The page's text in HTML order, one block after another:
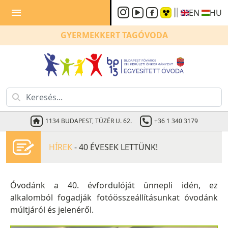
menu
GYERMEKKERTTAGÓVODA
1134 BUDAPEST, TÜZÉR U. 62. +36 1 340 3179
EN HU
HÍREK- 40 ÉVESEK LETTÜNK!
Óvodánk a 40. évfordulóját ünnepli idén, ez
alkalomból fogadják fotóösszeállításunkat óvodánk
múltjáról és jelenéről.